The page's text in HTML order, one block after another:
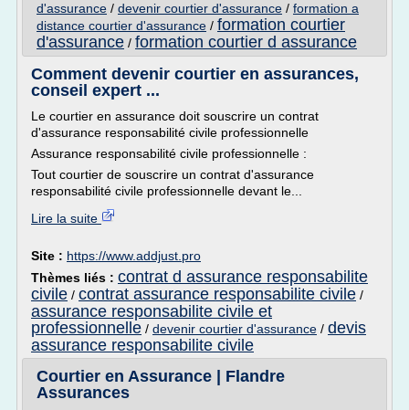
d'assurance / devenir courtier d'assurance / formation a
distance courtier d'assurance / formation courtier
d'assurance / formation courtier d assurance
Comment devenir courtier en assurances,
conseil expert ...
Le courtier en assurance doit souscrire un contrat
d'assurance responsabilité civile professionnelle
Assurance responsabilité civile professionnelle :
Tout courtier de souscrire un contrat d'assurance
responsabilité civile professionnelle devant le...
Lire la suite
Site : https://www.addjust.pro
Thèmes liés : contrat d assurance responsabilite
civile / contrat assurance responsabilite civile /
assurance responsabilite civile et
professionnelle / devenir courtier d'assurance / devis
assurance responsabilite civile
Courtier en Assurance | Flandre
Assurances